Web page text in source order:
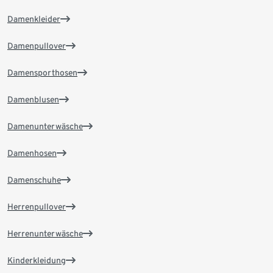
Damenkleider
Damenpullover
Damensporthosen
Damenblusen
Damenunterwäsche
Damenhosen
Damenschuhe
Herrenpullover
Herrenunterwäsche
Kinderkleidung